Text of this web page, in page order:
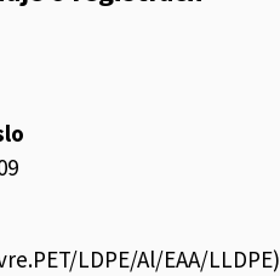
LDPE/Al/EAA/LLDPE)